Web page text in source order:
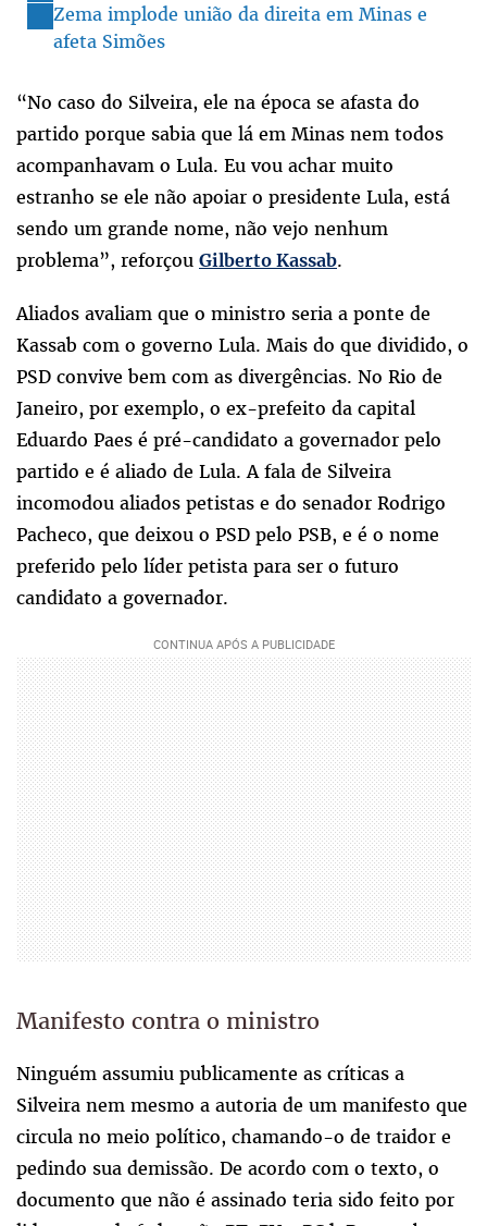
Zema implode união da direita em Minas e
afeta Simões
“No caso do Silveira, ele na época se afasta do
partido porque sabia que lá em Minas nem todos
acompanhavam o Lula. Eu vou achar muito
estranho se ele não apoiar o presidente Lula, está
sendo um grande nome, não vejo nenhum
problema”, reforçou Gilberto Kassab.
Aliados avaliam que o ministro seria a ponte de
Kassab com o governo Lula. Mais do que dividido, o
PSD convive bem com as divergências. No Rio de
Janeiro, por exemplo, o ex-prefeito da capital
Eduardo Paes é pré-candidato a governador pelo
partido e é aliado de Lula. A fala de Silveira
incomodou aliados petistas e do senador Rodrigo
Pacheco, que deixou o PSD pelo PSB, e é o nome
preferido pelo líder petista para ser o futuro
candidato a governador.
Manifesto contra o ministro
Ninguém assumiu publicamente as críticas a
Silveira nem mesmo a autoria de um manifesto que
circula no meio político, chamando-o de traidor e
pedindo sua demissão. De acordo com o texto, o
documento que não é assinado teria sido feito por